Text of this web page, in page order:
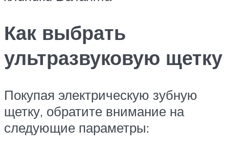
Как выбрать
ультразвуковую щетку
Покупая электрическую зубную
щетку, обратите внимание на
следующие параметры: